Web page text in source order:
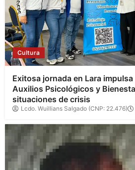
Cultura
Exitosa jornada en Lara
Auxilios Psicológicos y
situaciones de crisis
Lcdo. Wuillians Salgado (CNP: 22.476)